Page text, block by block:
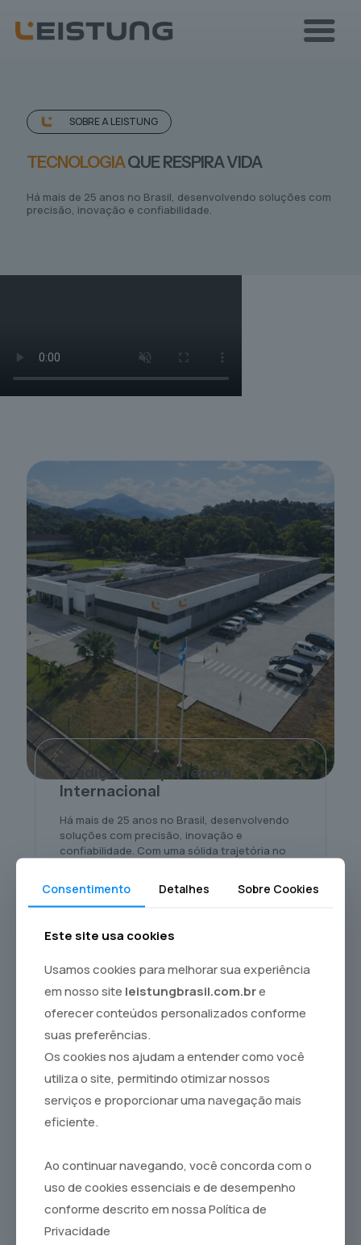
SOBRE A LEISTUNG
TECNOLOGIAQUE RESPIRA VIDA
Há mais de 25 anos no Brasil, desenvolvendo soluções com
precisão, inovação e confiabilidade.
Tradição e Experiência
Internacional
Há mais de 25 anos no Brasil, desenvolvendo
soluções com precisão, inovação e
confiabilidade. Com uma sólida trajetória no
anestesia e emergência, oferecendo suporte
completo para pacientes adultos, pediátricos
Qualidade Certificada e
Presença Global
A Leistung investe continuamente em
tecnologia, processos e matérias-primas,
garantindo equipamentos entre os mais
modernos do mercado. Destaca-se pela
qualidade, inovação e confiabilidade de seus
Consentimento Detalhes Sobre Cookies
Este site usa cookies
Usamos cookies para melhorar sua experiência
em nosso site leistungbrasil.com.bre
oferecer conteúdos personalizados conforme
suas preferências.
Os cookies nos ajudam a entender como você
utiliza o site, permitindo otimizar nossos
serviços e proporcionar uma navegação mais
eficiente.
Ao continuar navegando, você concorda com o
uso de cookies essenciais e de desempenho
conforme descrito em nossa Política de
Privacidade